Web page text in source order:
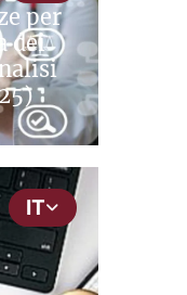
per
dei
IT